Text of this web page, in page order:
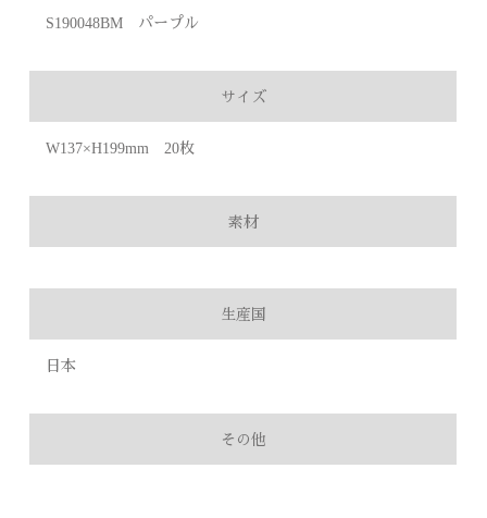
S190048BM パープル
サイズ
W137×H199mm 20枚
素材
生産国
日本
その他